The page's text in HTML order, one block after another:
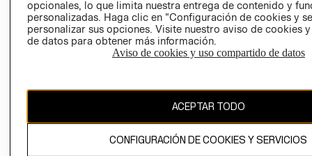
El contenido de esta página web está protegido por copyright y es
opcionales, lo que limita nuestra entrega de contenido y
personalizadas. Haga clic en “Configuración de cookies y
personalizar sus opciones. Visite nuestro aviso de cookies
de datos para obtener más información.
Aviso de cookies y uso compartido de datos
ACEPTAR TODO
CONFIGURACIÓN DE COOKIES Y SERVICIOS